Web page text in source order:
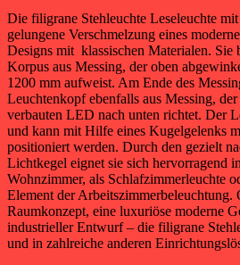
Die filigrane Stehleuchte Leseleuchte
gelungene Verschmelzung eines
Designs mit klassischen Materialen. Sie
Korpus aus Messing, der oben
1200 mm aufweist. Am Ende des
Leuchtenkopf ebenfalls aus Messing,
verbauten LED nach unten richtet. Der
und kann mit Hilfe eines Kugelgelenks
positioniert werden. Durch den gezielt
Lichtkegel eignet sie sich hervorragend
Wohnzimmer, als Schlafzimmerleuchte
Element der Arbeitszimmerbeleuchtung.
Raumkonzept, eine luxuriöse moderne
industrieller Entwurf – die filigrane
und in zahlreiche anderen